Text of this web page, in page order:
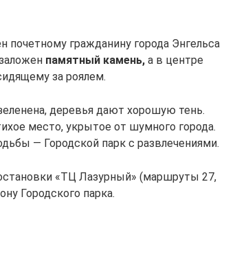
гражданину города Энгельса
памятный камень, а в центре
за роялем.
деревья дают хорошую тень.
место, укрытое от шумного города.
— Городской парк с развлечениями.
«ТЦ Лазурный» (маршруты 27,
Городского парка.